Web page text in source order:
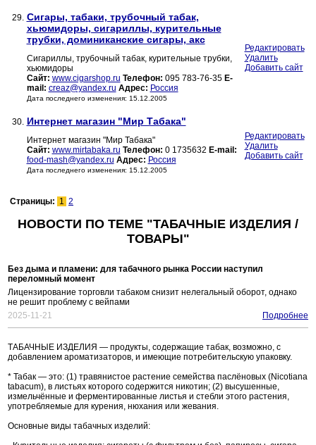
29. Сигары, табаки, трубочный табак,
хьюмидоры, сигариллы, курительные
трубки, доминиканские сигары, акс
Сигариллы, трубочный табак, курительные трубки,
хьюмидоры
Сайт: www.cigarshop.ru Телефон: 095 783-76-35 E-
mail: creaz@yandex.ru Адрес: Россия
Дата последнего изменения: 15.12.2005
Редактировать
Удалить
Добавить сайт
30. Интернет магазин "Мир Табака"
Интернет магазин "Мир Табака"
Сайт: www.mirtabaka.ru Телефон: 0 1735632 E-mail:
food-mash@yandex.ru Адрес: Россия
Дата последнего изменения: 15.12.2005
Редактировать
Удалить
Добавить сайт
Страницы: 1 2
НОВОСТИ ПО ТЕМЕ "ТАБАЧНЫЕ ИЗДЕЛИЯ /
ТОВАРЫ"
Без дыма и пламени: для табачного рынка России наступил
переломный момент
Лицензирование торговли табаком снизит нелегальный оборот, однако
не решит проблему с вейпами
2025-11-21
Подробнее
ТАБАЧНЫЕ ИЗДЕЛИЯ — продукты, содержащие табак, возможно, с
добавлением ароматизаторов, и имеющие потребительскую упаковку.
* Табак — это: (1) травянистое растение семейства паслёновых (Nicotiana
tabacum), в листьях которого содержится никотин; (2) высушенные,
измельчённые и ферментированные листья и стебли этого растения,
употребляемые для курения, нюхания или жевания.
Основные виды табачных изделий: